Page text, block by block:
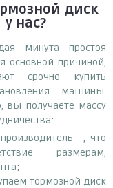
диск
у нас?
минута простоя
основной причиной,
срочно купить
машины.
вы получаете массу
–, что
размерам,
тормозной диск